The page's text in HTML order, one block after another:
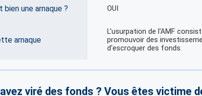
une arnaque ? OUI
arnaque
L'usurpation de l'AMF
promouvoir des
d'escroquer des fonds.
viré des fonds ? Vous êtes victime